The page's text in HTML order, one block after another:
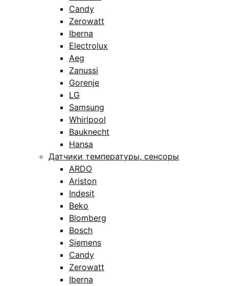
Candy
Zerowatt
Iberna
Electrolux
Aeg
Zanussi
Gorenje
LG
Samsung
Whirlpool
Bauknecht
Hansa
Датчики температуры, сенсоры
ARDO
Ariston
Indesit
Beko
Blomberg
Bosch
Siemens
Candy
Zerowatt
Iberna